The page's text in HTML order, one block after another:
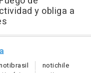
y obliga a
brasil notichile